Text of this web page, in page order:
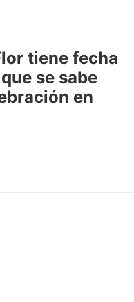
tiene fecha
se sabe
en